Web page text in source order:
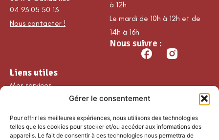
Gérer le consentement
Pour offrir les meilleures expériences, nous utilisons des technologies
telles que les cookies pour stocker et/ou accéder aux informations des
appareils. Le fait de consentir à ces technologies nous permettra de
04 93 05 50 13
Nous contacter !
à 12h
Le mardi de 10h à 12h et de
14h à 16h
Nous suivre :
Liens utiles
Mes services
Nos loisirs